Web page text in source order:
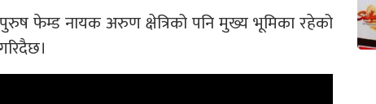
फेम्ड नायक अरुण क्षेत्रिको पनि मुख्य भूमिका रहेको